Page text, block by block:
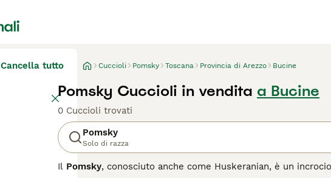
Cancella tutto Cuccioli Pomsky Toscana Provincia di Arezzo Bucine
Pomsky Cuccioli in vendita a Bucine
0 Cuccioli trovati
Pomsky
Solo di razza
Il Pomsky, conosciuto anche come Huskeranian, è un